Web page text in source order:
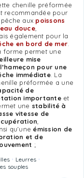
chenille préformée
recommandée pour
aux poissons
douce,
également pour la
en bord de mer
forme permet une
mise
pour une
immédiate. La
préformée a une
de
importanteet
une stabilité à
vitesse de
qu’une émission de
et de
;
Leurres
souples